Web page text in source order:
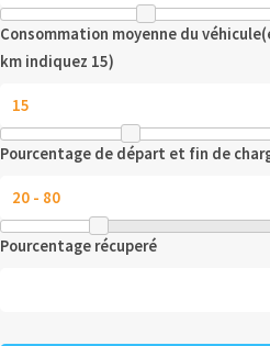
Consommation moyenne du
km indiquez 15)
Pourcentage de départ et fin de
Pourcentage récuperé